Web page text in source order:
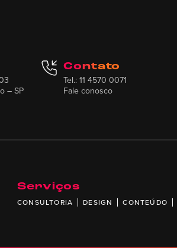
– SP
Contato
Tel.: 11 4570 0071
Fale conosco
Serviços
CONSULTORIA DESIGN CONTEÚDO